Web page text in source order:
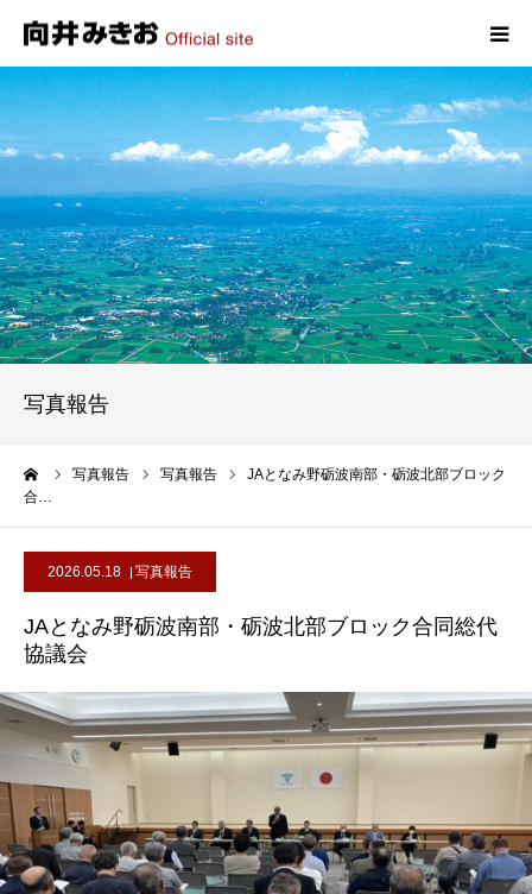
写真報告
写真報告 写真報告
JAとなみ野砺波南部・砺波北部ブロック
合…
2026.05.18 写真報告
JAとなみ野砺波南部・砺波北部ブロック合同総代
協議会
HOME
プロフィール
政策
活動報告